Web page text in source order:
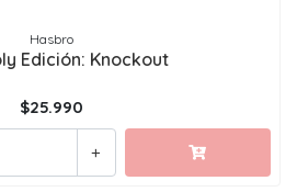
Hasbro
Edición: Knockout
$25.990
+